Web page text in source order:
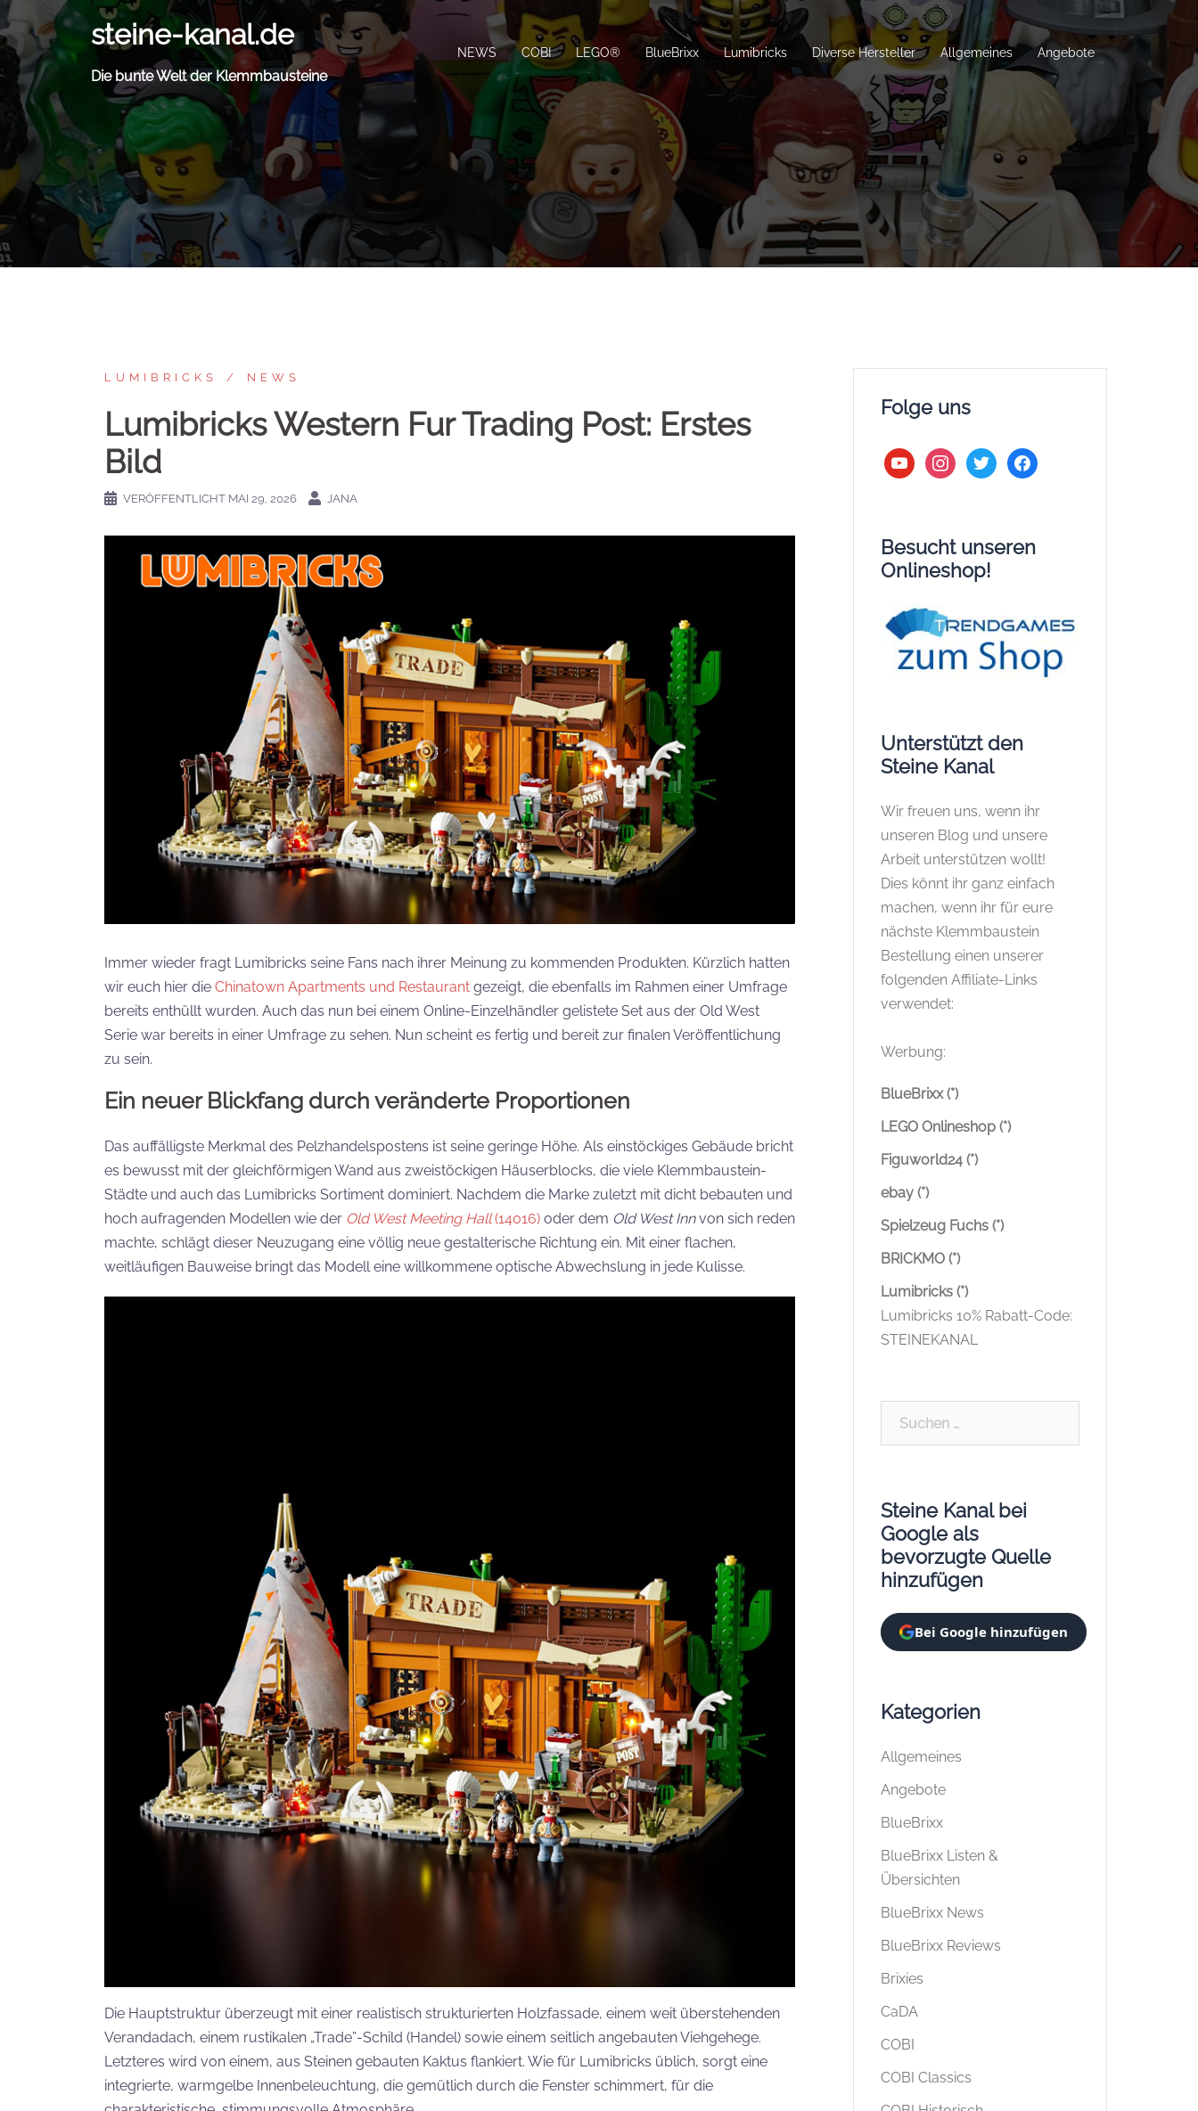
Zum
Inhalt
springen
steine-kanal.de
Die bunte Welt der Klemmbausteine
NEWS COBI LEGO® BlueBrixx Lumibricks Diverse Hersteller Allgemeines Angebote
LUMIBRICKS NEWS
Lumibricks Western Fur Trading Post: Erstes
Bild
VERÖFFENTLICHT MAI 29, 2026 JANA
Immer wieder fragt Lumibricks seine Fans nach ihrer Meinung zu kommenden Produkten. Kürzlich hatten
wir euch hier die Chinatown Apartments und Restaurant gezeigt, die ebenfalls im Rahmen einer Umfrage
bereits enthüllt wurden. Auch das nun bei einem Online-Einzelhändler gelistete Set aus der Old West
Serie war bereits in einer Umfrage zu sehen. Nun scheint es fertig und bereit zur finalen Veröffentlichung
zu sein.
Ein neuer Blickfang durch veränderte Proportionen
Das auffälligste Merkmal des Pelzhandelspostens ist seine geringe Höhe. Als einstöckiges Gebäude bricht
es bewusst mit der gleichförmigen Wand aus zweistöckigen Häuserblocks, die viele Klemmbaustein-
Städte und auch das Lumibricks Sortiment dominiert. Nachdem die Marke zuletzt mit dicht bebauten und
hoch aufragenden Modellen wie der Old West Meeting Hall(14016) oder dem Old West Innvon sich reden
machte, schlägt dieser Neuzugang eine völlig neue gestalterische Richtung ein. Mit einer flachen,
weitläufigen Bauweise bringt das Modell eine willkommene optische Abwechslung in jede Kulisse.
Die Hauptstruktur überzeugt mit einer realistisch strukturierten Holzfassade, einem weit überstehenden
Verandadach, einem rustikalen „Trade”-Schild (Handel) sowie einem seitlich angebauten Viehgehege.
Letzteres wird von einem, aus Steinen gebauten Kaktus flankiert. Wie für Lumibricks üblich, sorgt eine
integrierte, warmgelbe Innenbeleuchtung, die gemütlich durch die Fenster schimmert, für die
Folge uns
youtubeinstagram
twitter facebook
Besucht unseren
Onlineshop!
Unterstützt den
Steine Kanal
Wir freuen uns, wenn ihr
unseren Blog und unsere
Arbeit unterstützen wollt!
Dies könnt ihr ganz einfach
machen, wenn ihr für eure
nächste Klemmbaustein
Bestellung einen unserer
folgenden Affiliate-Links
verwendet:
Werbung:
BlueBrixx (*)
LEGO Onlineshop (*)
Figuworld24 (*)
ebay (*)
Spielzeug Fuchs (*)
BRICKMO (*)
Lumibricks (*)
Lumibricks 10% Rabatt-Code:
STEINEKANAL
Steine Kanal bei
Google als
bevorzugte Quelle
hinzufügen
Bei Google hinzufügen
Kategorien
Allgemeines
Angebote
BlueBrixx
BlueBrixx Listen &
Übersichten
BlueBrixx News
BlueBrixx Reviews
Brixies
CaDA
COBI
COBI Classics